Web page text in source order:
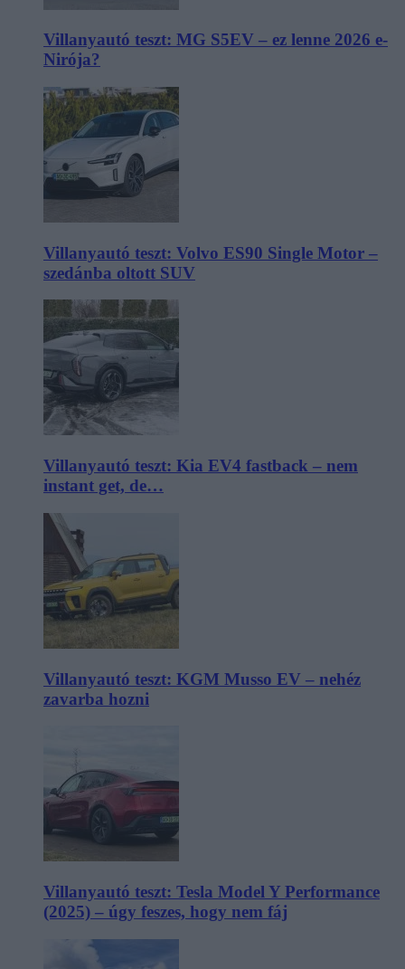
Villanyautó teszt: MG S5EV – ez lenne 2026 e-
Nirója?
Villanyautó teszt: Volvo ES90 Single Motor –
szedánba oltott SUV
Villanyautó teszt: Kia EV4 fastback – nem
instant get, de…
Villanyautó teszt: KGM Musso EV – nehéz
zavarba hozni
Villanyautó teszt: Tesla Model Y Performance
(2025) – úgy feszes, hogy nem fáj